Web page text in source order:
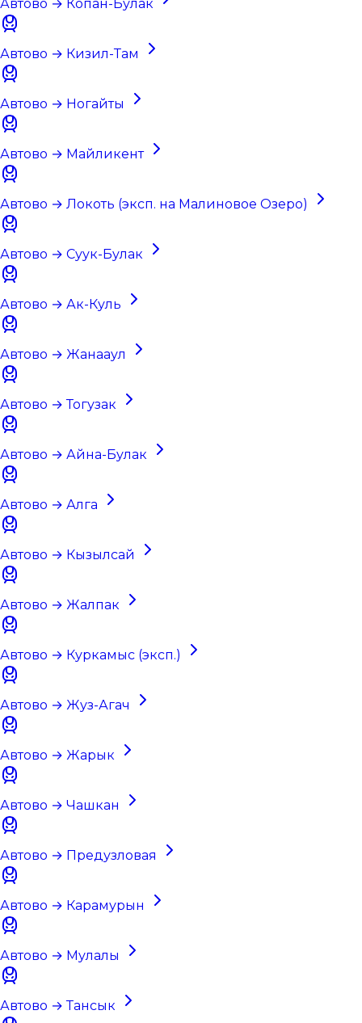
Автово → Копан-Булак
Автово → Кизил-Там
Автово → Ногайты
Автово → Майликент
Автово → Локоть (эксп. на Малиновое Озеро)
Автово → Суук-Булак
Автово → Ак-Куль
Автово → Жанааул
Автово → Тогузак
Автово → Айна-Булак
Автово → Алга
Автово → Кызылсай
Автово → Жалпак
Автово → Куркамыс (эксп.)
Автово → Жуз-Агач
Автово → Жарык
Автово → Чашкан
Автово → Предузловая
Автово → Карамурын
Автово → Мулалы
Автово → Тансык